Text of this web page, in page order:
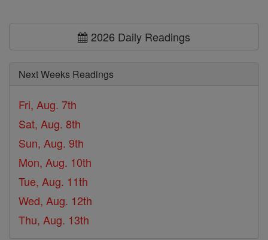
2026 Daily Readings
Next Weeks Readings
Fri, Aug. 7th
Sat, Aug. 8th
Sun, Aug. 9th
Mon, Aug. 10th
Tue, Aug. 11th
Wed, Aug. 12th
Thu, Aug. 13th